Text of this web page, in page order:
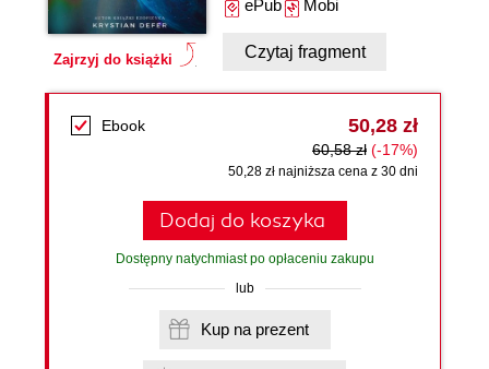
Zajrzyj do książki
ePubMobi
Czytaj fragment
Ebook 50,28 zł
60,58 zł (-17%)
50,28 zł najniższa cena z 30 dni
Dodaj do koszyka
Dostępny natychmiast po opłaceniu zakupu
lub
Kup na prezent